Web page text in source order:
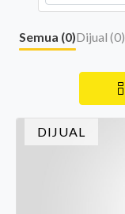
Semua (0)Dijual (0)
DIJUAL